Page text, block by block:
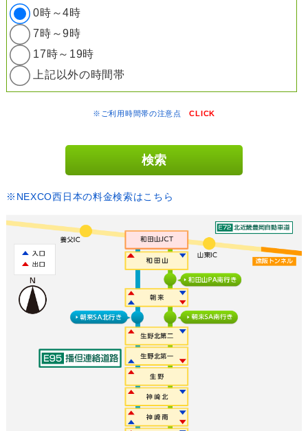
0時～4時
7時～9時
17時～19時
上記以外の時間帯
※ご利用時間帯の注意点CLICK
※NEXCO西日本の料金検索はこちら